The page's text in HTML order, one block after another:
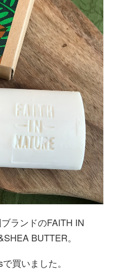
ランドのFAITH IN
BUTTER。
買いました。